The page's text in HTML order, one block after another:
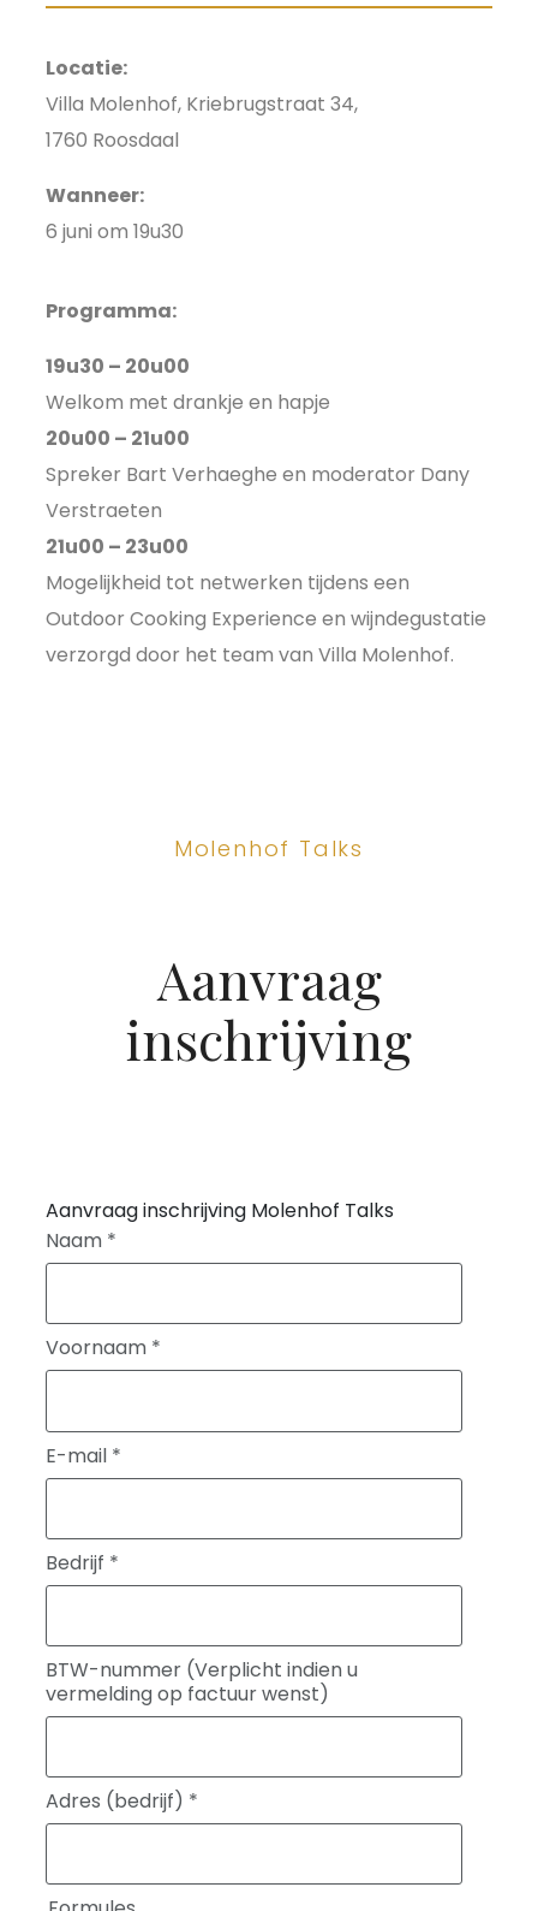
Locatie:
Villa Molenhof, Kriebrugstraat 34,
1760 Roosdaal
Wanneer:
6 juni om 19u30
Programma:
19u30 – 20u00
Welkom met drankje en hapje
20u00 – 21u00
Spreker Bart Verhaeghe en moderator Dany
Verstraeten
21u00 – 23u00
Mogelijkheid tot netwerken tijdens een
Outdoor Cooking Experience en wijndegustatie
verzorgd door het team van Villa Molenhof.
Molenhof Talks
Aanvraag
inschrijving
Aanvraag inschrijving Molenhof Talks
Naam *
Voornaam *
E-mail *
Bedrijf *
BTW-nummer (Verplicht indien u
vermelding op factuur wenst)
Adres (bedrijf) *